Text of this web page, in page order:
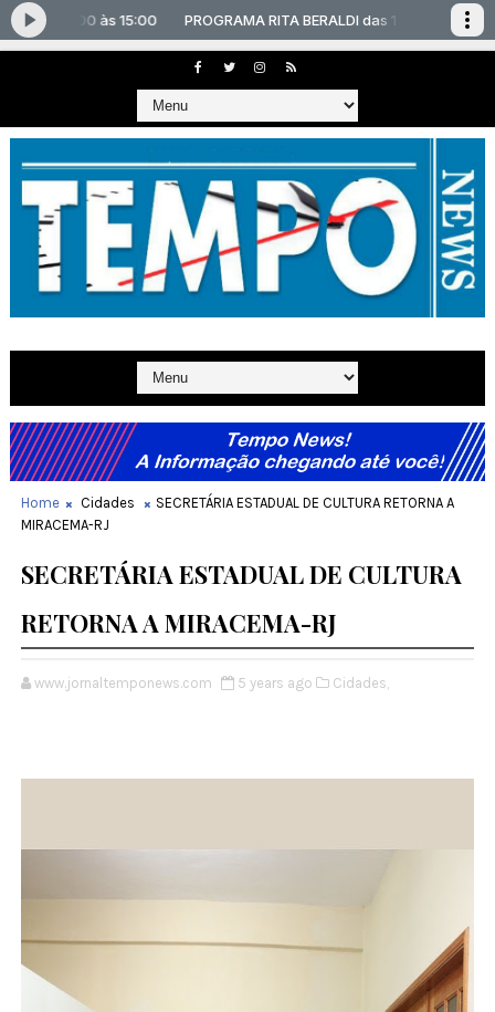
Home Cidades
SECRETÁRIA ESTADUAL DE CULTURA RETORNA A
MIRACEMA-RJ
SECRETÁRIA ESTADUAL DE CULTURA
RETORNA A MIRACEMA-RJ
www.jornaltemponews.com 5 years ago Cidades,